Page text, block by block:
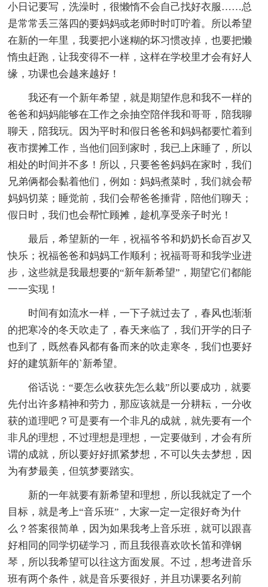
小日记要写，洗澡时，很懒惰不会自己找好衣服……总
是常常丢三落四的要妈妈或老师时时叮咛着。所以希望
在新的一年里，我要把小迷糊的坏习惯改掉，也要把懒
惰虫赶跑，让我变得不一样，这样在学校里才会有好人
缘，功课也会越来越好！
我还有一个新年希望，就是期望作息和我不一样的
爸爸和妈妈能够在工作之余抽空陪伴我和哥哥，陪我聊
聊天，陪我玩。因为平时和假日爸爸和妈妈都要忙着到
夜市摆摊工作，当他们回到家时，我已上床睡了，所以
相处的时间并不多！所以，只要爸爸妈妈在家时，我们
兄弟俩都会黏着他们，例如：妈妈煮菜时，我们就会帮
妈妈切菜；睡觉前，我们会帮爸爸捶背，陪他们聊天；
假日时，我们也会帮忙顾摊，趁机享受亲子时光！
最后，希望新的一年，祝福爷爷和奶奶长命百岁又
快乐；祝福爸爸和妈妈工作顺利；祝福哥哥和我学业进
步，这些就是我最想要的“新年新希望”，期望它们都能
一一实现！
时间有如流水一样，一下子就过去了，春风也渐渐
的把寒冷的冬天吹走了，春天来临了，我们开学的日子
也到了，既然春风都有备而来的吹走寒冬，我们也要好
好的建筑新年的`新希望。
俗话说：“要怎么收获先怎么栽”所以要成功，就要
先付出许多精神和劳力，那应该就是一分耕耘，一分收
获的道理吧？可是要有一个非凡的成就，就先要有一个
非凡的理想，不过理想是理想，一定要做到，才会有所
谓的成就，所以要好好抓紧梦想，不可以失去梦想，因
为有梦最美，但筑梦要踏实。
新的一年就要有新希望和理想，所以我就定了一个
目标，就是考上“音乐班”，大家一定一定很好奇为什
么？答案很简单，因为如果我考上音乐班，就可以跟喜
好相同的同学切磋学习，而且我很喜欢吹长笛和弹钢
琴，所以我希望可以往这方面发展。不过，想考进音乐
班有两个条件，就是音乐要很好，并且功课要名列前